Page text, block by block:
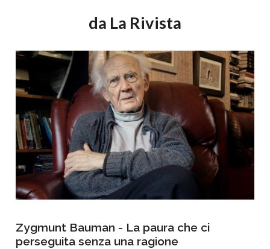
da La Rivista
Zygmunt Bauman - La paura che ci
perseguita senza una ragione